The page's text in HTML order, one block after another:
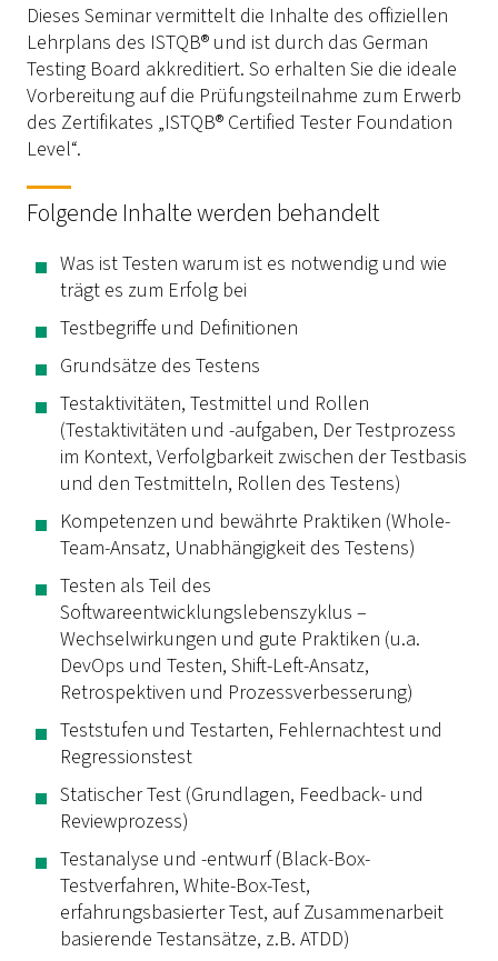
Dieses Seminar vermittelt die Inhalte des offiziellen
Lehrplans des ISTQB® und ist durch das German
Testing Board akkreditiert. So erhalten Sie die ideale
Vorbereitung auf die Prüfungsteilnahme zum Erwerb
des Zertifikates „ISTQB® Certified Tester Foundation
Level“.
Folgende Inhalte werden behandelt
Was ist Testen warum ist es notwendig und wie
trägt es zum Erfolg bei
Testbegriffe und Definitionen
Grundsätze des Testens
Testaktivitäten, Testmittel und Rollen
(Testaktivitäten und -aufgaben, Der Testprozess
im Kontext, Verfolgbarkeit zwischen der Testbasis
und den Testmitteln, Rollen des Testens)
Kompetenzen und bewährte Praktiken (Whole-
Team-Ansatz, Unabhängigkeit des Testens)
Testen als Teil des
Softwareentwicklungslebenszyklus –
Wechselwirkungen und gute Praktiken (u.a.
DevOps und Testen, Shift-Left-Ansatz,
Retrospektiven und Prozessverbesserung)
Teststufen und Testarten, Fehlernachtest und
Regressionstest
Statischer Test (Grundlagen, Feedback- und
Reviewprozess)
Testanalyse und -entwurf (Black-Box-
Testverfahren, White-Box-Test,
erfahrungsbasierter Test, auf Zusammenarbeit
basierende Testansätze, z.B. ATDD)